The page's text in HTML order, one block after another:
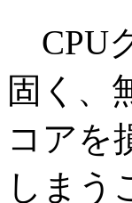
CPU
固く、
コアを
しまう